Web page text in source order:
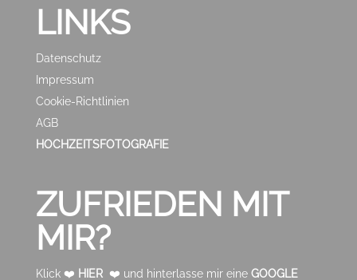
LINKS
Datenschutz
Impressum
Cookie-Richtlinien
AGB
HOCHZEITSFOTOGRAFIE
ZUFRIEDEN MIT
MIR?
Klick ❤️ HIER❤️ und hinterlasse mir eine GOOGLE